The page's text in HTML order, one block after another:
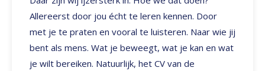
Allereerst door jou écht te leren kennen. Door
met je te praten en vooral te luisteren. Naar wie jij
bent als mens. Wat je beweegt, wat je kan en wat
je wilt bereiken. Natuurlijk, het CV van de